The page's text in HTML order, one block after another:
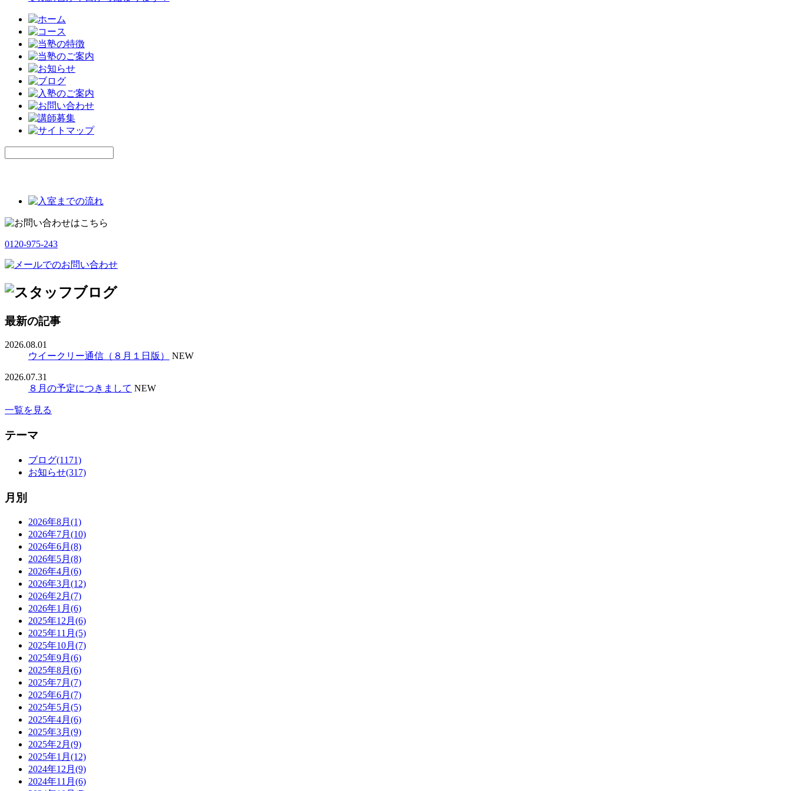
0120-975-243
最新の記事
2026.08.01
ウイークリー通信（８月１日版）
NEW
2026.07.31
８月の予定につきまして NEW
一覧を見る
テーマ
ブログ(1171)
お知らせ(317)
月別
2026年8月(1)
2026年7月(10)
2026年6月(8)
2026年5月(8)
2026年4月(6)
2026年3月(12)
2026年2月(7)
2026年1月(6)
2025年12月(6)
2025年11月(5)
2025年10月(7)
2025年9月(6)
2025年8月(6)
2025年7月(7)
2025年6月(7)
2025年5月(5)
2025年4月(6)
2025年3月(9)
2025年2月(9)
2025年1月(12)
2024年12月(9)
2024年11月(6)